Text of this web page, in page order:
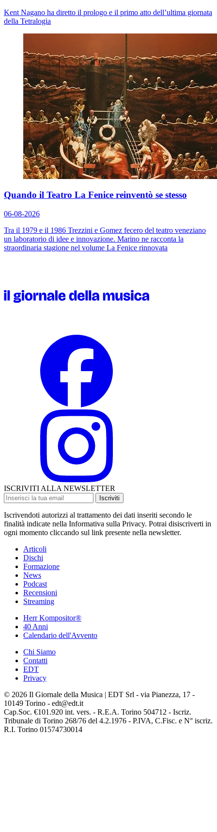
Kent Nagano ha diretto il prologo e il primo atto dell’ultima giornata
della Tetralogia
Quando il Teatro La Fenice reinventò se stesso
06-08-2026
Tra il 1979 e il 1986 Trezzini e Gomez fecero del teatro veneziano
un laboratorio di idee e innovazione. Marino ne racconta la
straordinaria stagione nel volume La Fenice rinnovata
ISCRIVITI ALLA NEWSLETTER
Iscriviti
Iscrivendoti autorizzi al trattamento dei dati inseriti secondo le
finalità indicate nella Informativa sulla Privacy. Potrai disiscriverti in
ogni momento cliccando sul link presente nella newsletter.
Articoli
Dischi
Formazione
News
Podcast
Recensioni
Streaming
Herr Kompositor®
40 Anni
Calendario dell'Avvento
Chi Siamo
Contatti
EDT
Privacy
© 2026 Il Giornale della Musica | EDT Srl - via Pianezza, 17 -
10149 Torino - edt@edt.it
Cap.Soc. €101.920 int. vers. - R.E.A. Torino 504712 - Iscriz.
Tribunale di Torino 268/76 del 4.2.1976 - P.IVA, C.Fisc. e N° iscriz.
R.I. Torino 01574730014